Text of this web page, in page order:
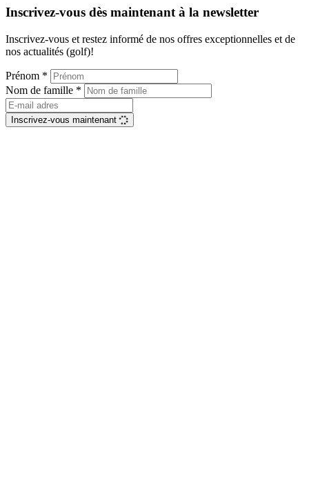
Inscrivez-vous dès maintenant à la newsletter
Inscrivez-vous et restez informé de nos offres exceptionnelles et de
nos actualités (golf)!
Prénom *
Nom de famille *
Inscrivez-vous maintenant